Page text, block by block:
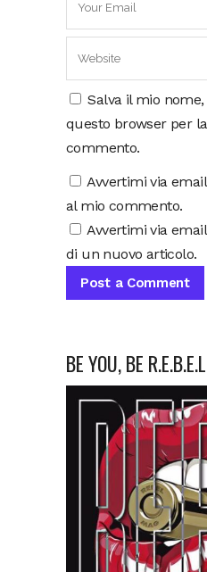
Salva il mio
questo browser per
commento.
Avvertimi via
al mio commento.
Avvertimi via
di un nuovo articolo.
BE YOU, BE